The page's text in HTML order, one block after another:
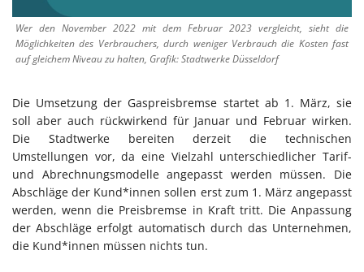
Wer den November 2022 mit dem Februar 2023 vergleicht, sieht die
Möglichkeiten des Verbrauchers, durch weniger Verbrauch die Kosten fast
auf gleichem Niveau zu halten, Grafik: Stadtwerke Düsseldorf
Die Umsetzung der Gaspreisbremse startet ab 1. März, sie
soll aber auch rückwirkend für Januar und Februar wirken.
Die Stadtwerke bereiten derzeit die technischen
Umstellungen vor, da eine Vielzahl unterschiedlicher Tarif-
und Abrechnungsmodelle angepasst werden müssen. Die
Abschläge der Kund*innen sollen erst zum 1. März angepasst
werden, wenn die Preisbremse in Kraft tritt. Die Anpassung
der Abschläge erfolgt automatisch durch das Unternehmen,
die Kund*innen müssen nichts tun.